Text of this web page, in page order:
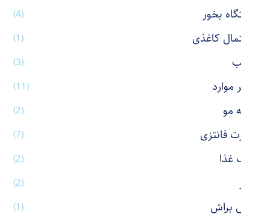
دستگاه بخور (4)
دستمال کاغذی (1)
رژ لب (3)
سایر موارد (11)
شانه مو (2)
شورت فانتزی (7)
ظرف غذا (2)
عطر (2)
فیس براش (1)